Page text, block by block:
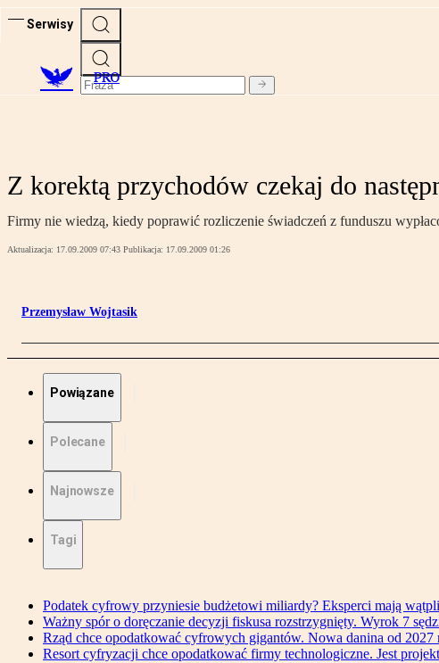
Serwisy
PRO
Z korektą przychodów czekaj do
Firmy nie wiedzą, kiedy poprawić rozliczenie świadczeń z funduszu
Aktualizacja: 17.09.2009 07:43 Publikacja: 17.09.2009 01:26
Przemysław Wojtasik
Powiązane
Polecane
Najnowsze
Tagi
Podatek cyfrowy przyniesie budżetowi miliardy? Eksperci mają
Ważny spór o doręczanie decyzji fiskusa rozstrzygnięty. Wyrok 7
Rząd chce opodatkować cyfrowych gigantów. Nowa danina od 2027
Resort cyfryzacji chce opodatkować firmy technologiczne. Jest